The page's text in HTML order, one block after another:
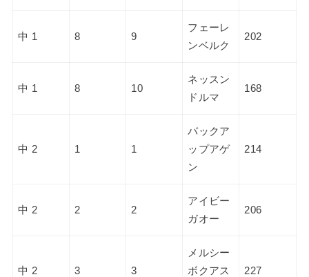
中 1 8 9
フェーレ
ンベルク
202
中 1 8 10
ネッスン
ドルマ
168
中 2 1 1
バックア
ップアゲ
ン
214
中 2 2 2
アイビー
ガオー
206
中 2 3 3
メルシー
ボクアス
227